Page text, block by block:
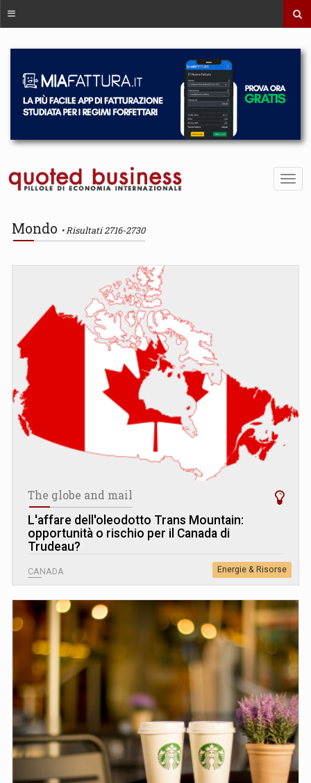
Mondo Risultati 2716-2730
The globe and mail
L'affare dell'oleodotto Trans Mountain:
opportunità o rischio per il Canada di
Trudeau?
CANADA Energie & Risorse